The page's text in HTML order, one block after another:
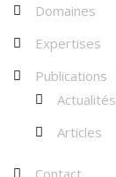
Domaines
Expertises
Publications
Actualités
Articles
Contact